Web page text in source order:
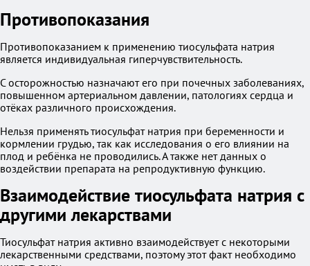
Противопоказания
Противопоказанием к применению тиосульфата натрия
является индивидуальная гиперчувствительность.
С осторожностью назначают его при почечных заболеваниях,
повышенном артериальном давлении, патологиях сердца и
отёках различного происхождения.
Нельзя применять тиосульфат натрия при беременности и
кормлении грудью, так как исследования о его влиянии на
плод и ребёнка не проводились. А также нет данных о
воздействии препарата на репродуктивную функцию.
Взаимодействие тиосульфата натрия с
другими лекарствами
Тиосульфат натрия активно взаимодействует с некоторыми
лекарственными средствами, поэтому этот факт необходимо